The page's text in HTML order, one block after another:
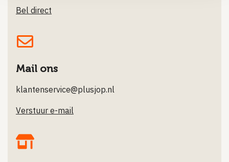
Bel direct
Mail ons
klantenservice@plusjop.nl
Verstuur e-mail